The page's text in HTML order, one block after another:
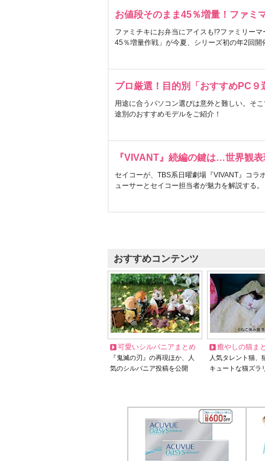
お値段そのまま45％増量！ファミ
ファミチキにお弁当にアイスも!?ファミリー
45％増量作戦」が今夏、シリーズ初の年2回開
プロ厳選！目的別「おすすめPC９
用途に合うパソコン選びは意外と難しい。そ
途別のおすすめモデルをご紹介！
『VIVANT』続編の鍵は…世界観
セイコーが、TBS系日曜劇場『VIVANT』コラ
ューサーとセイコー担当者が魅力を解説する。
おすすめコンテンツ
可愛いシルバニアまとめ
『鬼滅の刃』の再現ほか、人
気のシルバニア投稿を公開
癒やしの猫ま
人気タレント猫
キュートな猫ズラ